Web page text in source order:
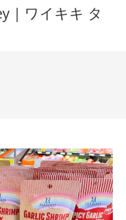
| ワイキキ タ